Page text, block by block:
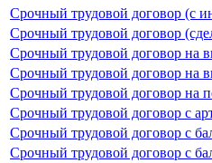
Срочный трудовой договор (с
Срочный трудовой договор
Срочный трудовой договор на
Срочный трудовой договор на
Срочный трудовой договор на
Срочный трудовой договор с
Срочный трудовой договор с
Срочный трудовой договор с